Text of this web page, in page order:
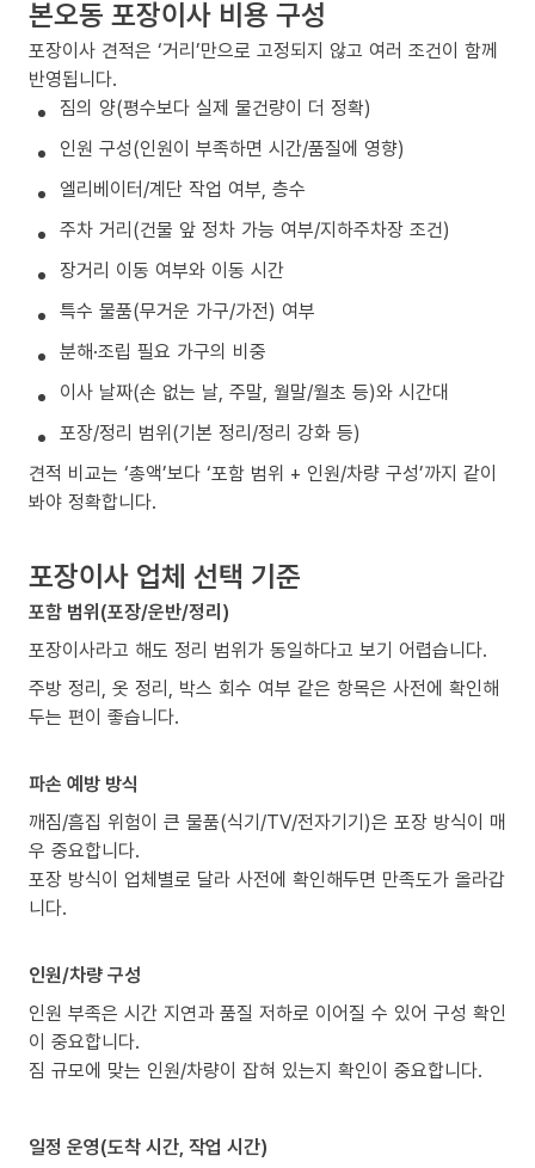
본오동 포장이사 비용 구성
포장이사 견적은 ‘거리’만으로 고정되지 않고 여러 조건이 함께
반영됩니다.
짐의 양(평수보다 실제 물건량이 더 정확)
인원 구성(인원이 부족하면 시간/품질에 영향)
엘리베이터/계단 작업 여부, 층수
주차 거리(건물 앞 정차 가능 여부/지하주차장 조건)
장거리 이동 여부와 이동 시간
특수 물품(무거운 가구/가전) 여부
분해·조립 필요 가구의 비중
이사 날짜(손 없는 날, 주말, 월말/월초 등)와 시간대
포장/정리 범위(기본 정리/정리 강화 등)
견적 비교는 ‘총액’보다 ‘포함 범위 + 인원/차량 구성’까지 같이
봐야 정확합니다.
포장이사 업체 선택 기준
포함 범위(포장/운반/정리)
포장이사라고 해도 정리 범위가 동일하다고 보기 어렵습니다.
주방 정리, 옷 정리, 박스 회수 여부 같은 항목은 사전에 확인해
두는 편이 좋습니다.
파손 예방 방식
깨짐/흠집 위험이 큰 물품(식기/TV/전자기기)은 포장 방식이 매
우 중요합니다.
포장 방식이 업체별로 달라 사전에 확인해두면 만족도가 올라갑
니다.
인원/차량 구성
인원 부족은 시간 지연과 품질 저하로 이어질 수 있어 구성 확인
이 중요합니다.
짐 규모에 맞는 인원/차량이 잡혀 있는지 확인이 중요합니다.
일정 운영(도착 시간, 작업 시간)